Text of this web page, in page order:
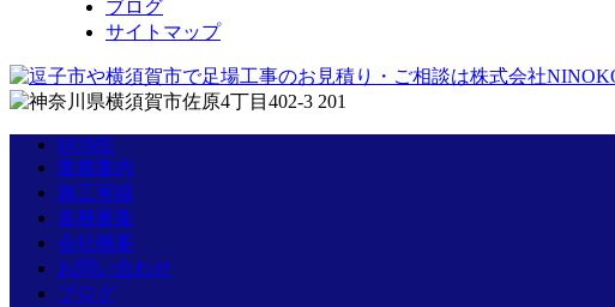
ブログ
サイトマップ
HOME
業務案内
施工実績
各種募集
会社概要
お問い合わせ
ブログ